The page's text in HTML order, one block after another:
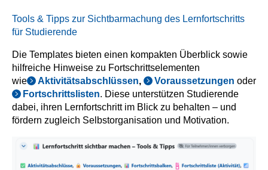
Tools & Tipps zur Sichtbarmachung des Lernfortschritts
für Studierende
Die Templates bieten einen kompakten Überblick sowie
hilfreiche Hinweise zu Fortschrittselementen
wie
Aktivitätsabschlüssen, Voraussetzungen oder
Fortschrittslisten. Diese unterstützen Studierende
dabei, ihren Lernfortschritt im Blick zu behalten – und
fördern zugleich Selbstorganisation und Motivation.